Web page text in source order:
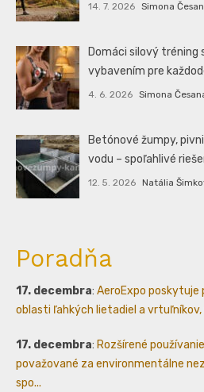
14. 7. 2026 Simona
Domáci silový tréning
vybavením pre
4. 6. 2026 Simona
Betónové žumpy,
vodu – spoľahlivé
12. 5. 2026 Natália
Poradňa
17. decembra: AeroExpo poskytuje
oblasti ľahkých lietadiel a vrtuľníkov,
17. decembra: Rozšírené
považované za environmentálne
spo...